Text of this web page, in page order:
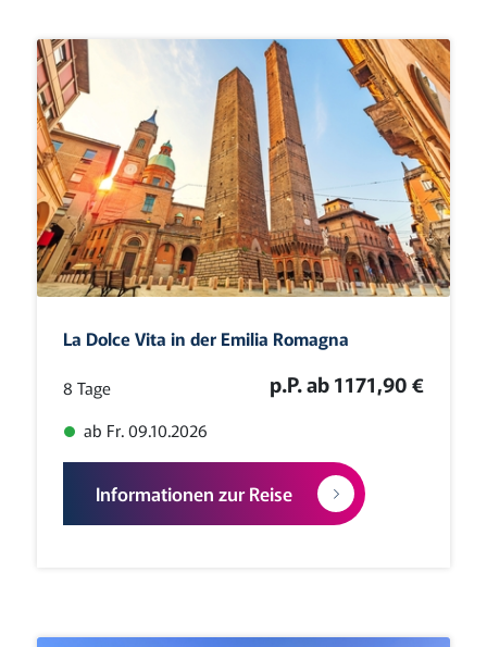
La Dolce Vita in der Emilia Romagna
8 Tage
ab Fr. 09.10.2026
p.P. ab 1171,90 €
Informationen zur Reise